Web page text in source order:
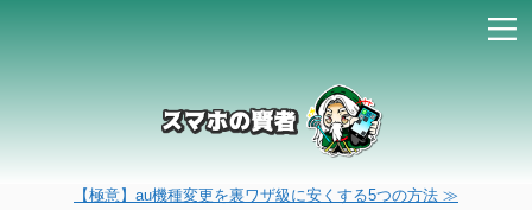
【極意】au機種変更を裏ワザ級に安くする5つの方法 ≫